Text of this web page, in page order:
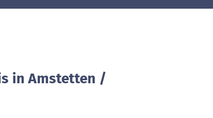
in Amstetten /